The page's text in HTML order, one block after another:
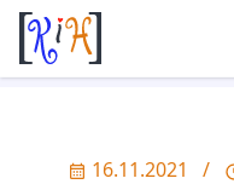
16.11.2021 /